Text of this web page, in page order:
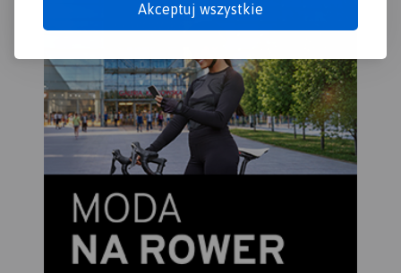
Akceptuj wszystkie